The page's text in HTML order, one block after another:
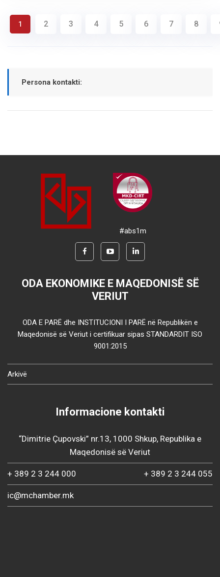
1 2 3 4 5 6 7 8
Persona kontakti:
#abs1m
ODA EKONOMIKE E MAQEDONISË SË
VERIUT
ODA E PARË dhe INSTITUCIONI I PARË në Republikën e
Maqedonisë së Veriut i certifikuar sipas STANDARDIT ISO
9001:2015
Arkivë
Informacione kontakti
“Dimitrie Çupovski” nr.13, 1000 Shkup, Republika e
Maqedonisë së Veriut
+ 389 2 3 244 000 + 389 2 3 244 055
ic@mchamber.mk